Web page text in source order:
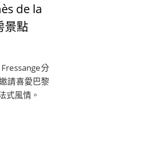
de la
景點
分
請喜愛巴黎
式風情。